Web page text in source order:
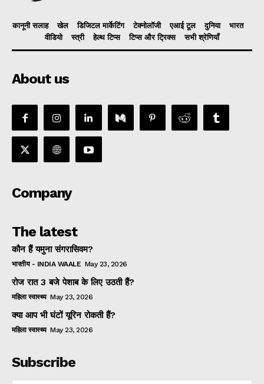
कानूनी सलाह खेल डिजिटल मार्केटिंग टेक्नोलॉजी एआई टूल दुनिया
भारत
वीडियो
स्त्री हेल्थ टिप्स टिप्स और ट्रिक्स सभी श्रेणियाँ
About us
Company
The latest
कौन हैं यमुना संगरासिवम?
भारतीय - INDIA WAALE May 23, 2026
रोज रात 3 बजे पेशाब के लिए उठती हैं?
महिला स्वास्थ्य May 23, 2026
क्या आप भी घंटों यूरिन रोकती हैं?
महिला स्वास्थ्य May 23, 2026
Subscribe